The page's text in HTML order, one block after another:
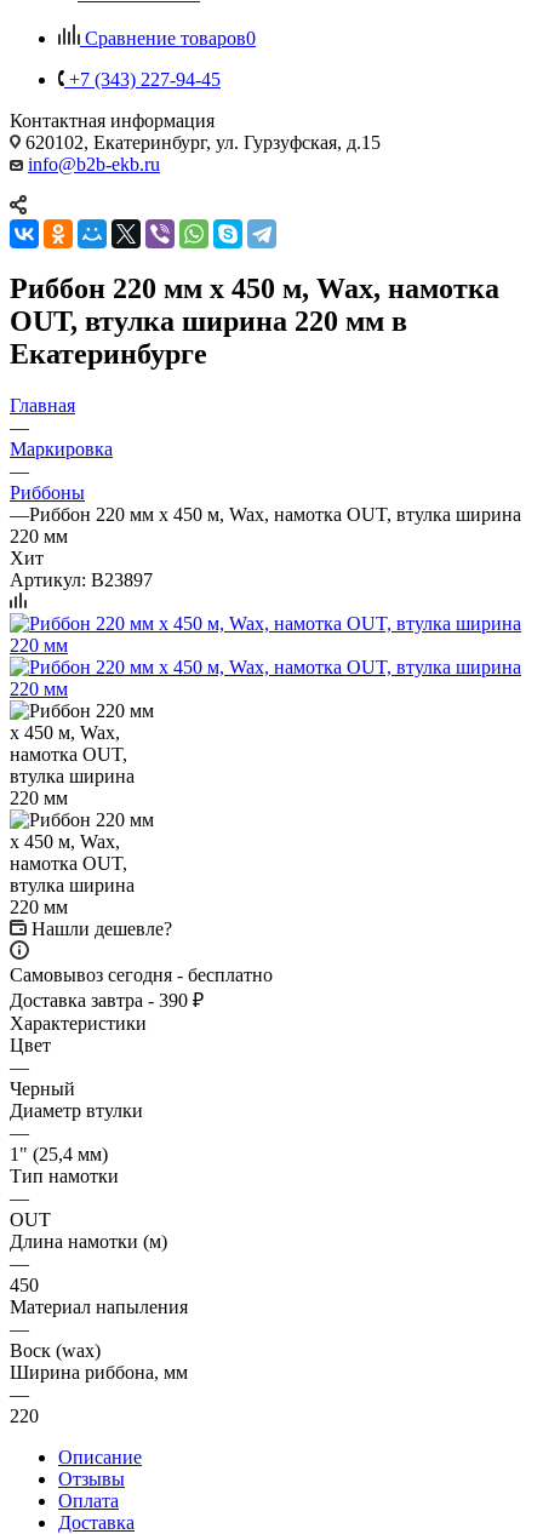
Сравнение товаров0
+7 (343) 227-94-45
Контактная информация
620102, Екатеринбург, ул. Гурзуфская, д.15
info@b2b-ekb.ru
Риббон 220 мм х 450 м, Wax, намотка
OUT, втулка ширина 220 мм в
Екатеринбурге
Главная
—
Маркировка
—
Риббоны
—Риббон 220 мм х 450 м, Wax, намотка OUT, втулка ширина
220 мм
Хит
Артикул: B23897
Нашли дешевле?
Самовывоз сегодня - бесплатно
Доставка завтра - 390 ₽
Характеристики
Цвет
—
Черный
Диаметр втулки
—
1" (25,4 мм)
Тип намотки
—
OUT
Длина намотки (м)
—
450
Материал напыления
—
Воск (wax)
Ширина риббона, мм
—
220
Описание
Отзывы
Оплата
Доставка